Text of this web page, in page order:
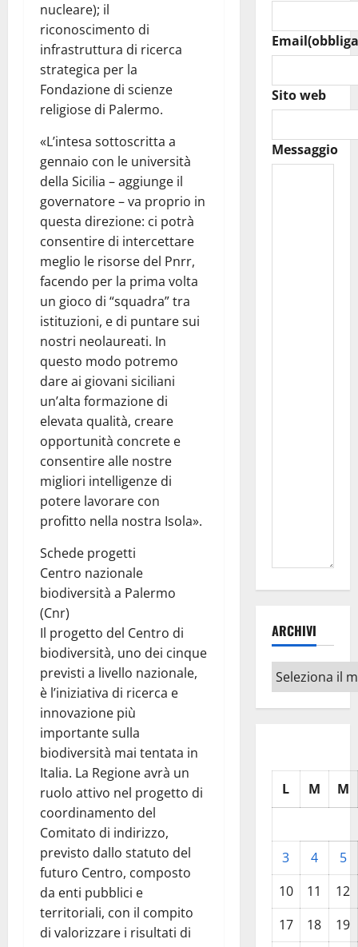
nucleare); il
riconoscimento di
infrastruttura di ricerca
strategica per la
Fondazione di scienze
religiose di Palermo.
«L’intesa sottoscritta a
gennaio con le università
della Sicilia – aggiunge il
governatore – va proprio in
questa direzione: ci potrà
consentire di intercettare
meglio le risorse del Pnrr,
facendo per la prima volta
un gioco di “squadra” tra
istituzioni, e di puntare sui
nostri neolaureati. In
questo modo potremo
dare ai giovani siciliani
un’alta formazione di
elevata qualità, creare
opportunità concrete e
consentire alle nostre
migliori intelligenze di
potere lavorare con
profitto nella nostra Isola».
Schede progetti
Centro nazionale
biodiversità a Palermo
(Cnr)
Il progetto del Centro di
biodiversità, uno dei cinque
previsti a livello nazionale,
è l’iniziativa di ricerca e
innovazione più
importante sulla
biodiversità mai tentata in
Italia. La Regione avrà un
ruolo attivo nel progetto di
coordinamento del
Comitato di indirizzo,
previsto dallo statuto del
futuro Centro, composto
da enti pubblici e
territoriali, con il compito
di valorizzare i risultati di
Email
Sito web
Messaggio
ARCHIVI
Archivi
L M M
3 4
5
10
11
12
17
18 19